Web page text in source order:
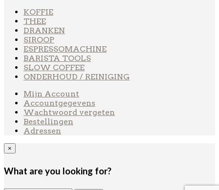
KOFFIE
THEE
DRANKEN
SIROOP
ESPRESSOMACHINE
BARISTA TOOLS
SLOW COFFEE
ONDERHOUD / REINIGING
Mijn Account
Accountgegevens
Wachtwoord vergeten
Bestellingen
Adressen
×
What are you looking for?